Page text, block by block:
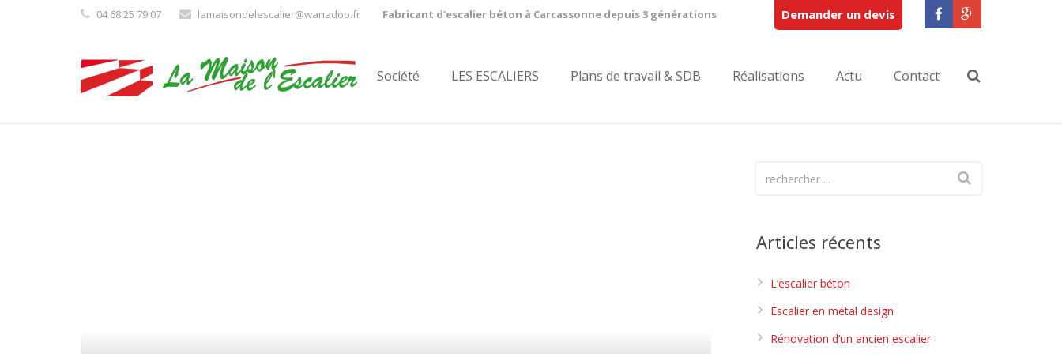
04 68 25 79 07 lamaisondelescalier@wanadoo.fr Fabricant d'escalier béton à Carcassonne depuis 3 générations Demander un devis
Société LES ESCALIERS Plans de travail & SDB Réalisations Actu Contact
Articles récents
L’escalier béton
Escalier en métal design
Rénovation d’un ancien escalier